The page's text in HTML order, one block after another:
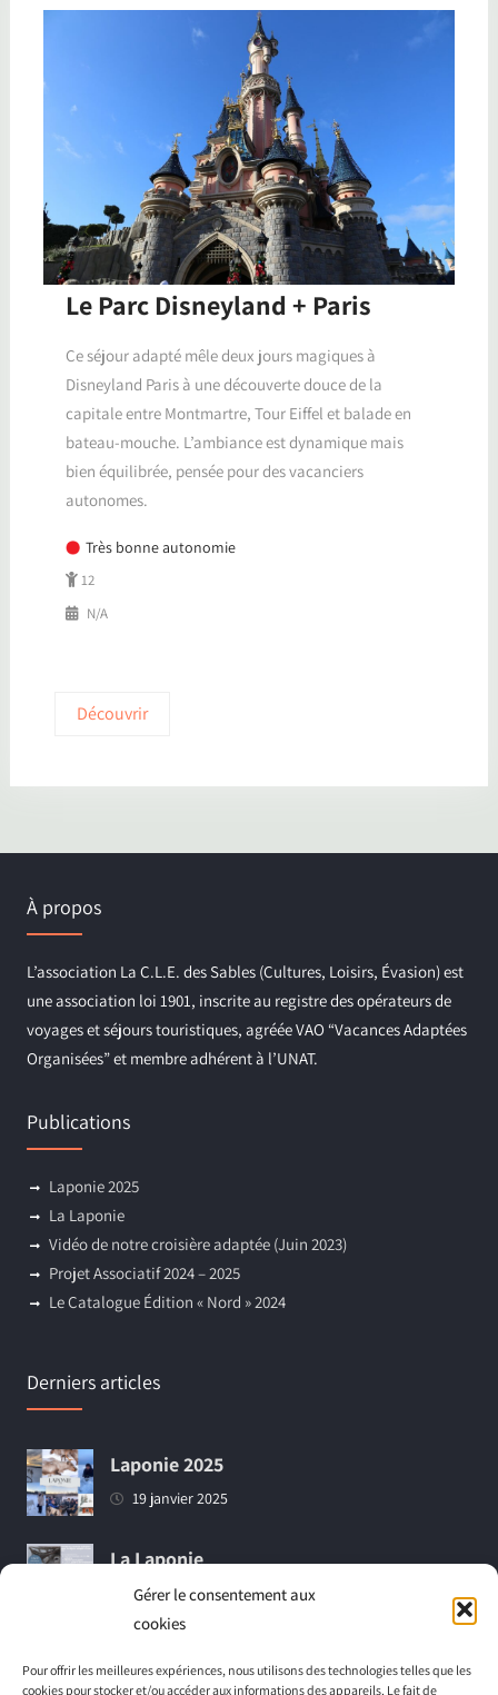
Gérer le consentement aux
cookies
Pour offrir les meilleures expériences, nous utilisons des technologies telles que les
cookies pour stocker et/ou accéder aux informations des appareils. Le fait de
Le Parc Disneyland + Paris
Ce séjour adapté mêle deux jours magiques à
Disneyland Paris à une découverte douce de la
capitale entre Montmartre, Tour Eiffel et balade en
bateau-mouche. L’ambiance est dynamique mais
bien équilibrée, pensée pour des vacanciers
autonomes.
Très bonne autonomie
12
N/A
Découvrir
À propos
L’association La C.L.E. des Sables (Cultures, Loisirs, Évasion) est
une association loi 1901, inscrite au registre des opérateurs de
voyages et séjours touristiques, agréée VAO “Vacances Adaptées
Organisées” et membre adhérent à l’UNAT.
Publications
Laponie 2025
La Laponie
Vidéo de notre croisière adaptée (Juin 2023)
Projet Associatif 2024 – 2025
Le Catalogue Édition « Nord » 2024
Derniers articles
Laponie 2025
19 janvier 2025
La Laponie
18 mars 2024
2023)